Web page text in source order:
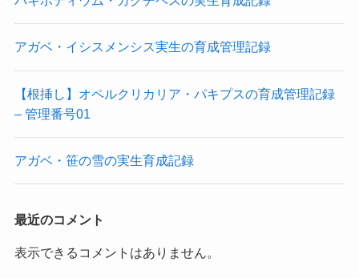
アガベ・イシスメンシス実生の育成管理記録
【根挿し】オペルクリカリア・パキプスの育成管理記録
– 管理番号01
アガベ・笹の雪の実生育成記録
最近のコメント
表示できるコメントはありません。